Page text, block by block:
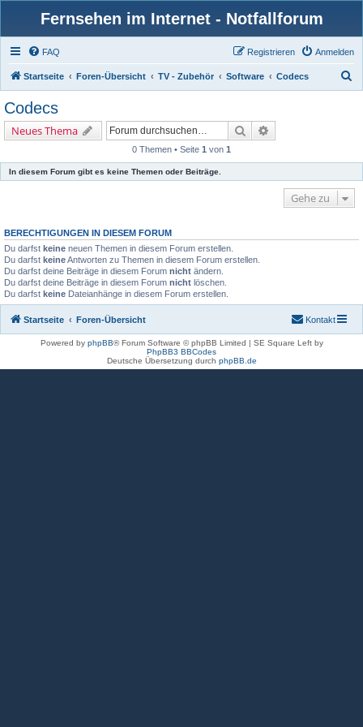
Fernsehen im Internet - Notfallforum
FAQ Anmelden
Registrieren
Startseite Foren-Übersicht TV - Zubehör Software Codecs
Codecs
Neues Thema Suche
0 Themen • Seite 1 von 1
In diesem Forum gibt es keine Themen oder Beiträge.
Gehe zu
BERECHTIGUNGEN IN DIESEM FORUM
Du darfst keine neuen Themen in diesem Forum erstellen.
Du darfst keineAntworten zu Themen in diesem Forum erstellen.
Du darfst deine Beiträge in diesem Forum nicht ändern.
Du darfst deine Beiträge in diesem Forum nicht löschen.
Du darfst keine Dateianhänge in diesem Forum erstellen.
Startseite Foren-Übersicht Kontakt
Powered by phpBB® Forum Software © phpBB Limited | SE Square Left by
PhpBB3 BBCodes
Deutsche Übersetzung durch phpBB.de